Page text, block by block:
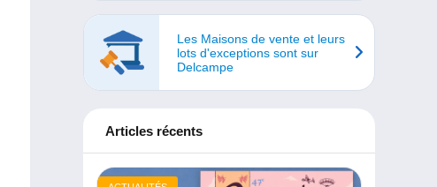
Les Maisons de vente et leurs
lots d'exceptions sont sur
Delcampe
Articles récents